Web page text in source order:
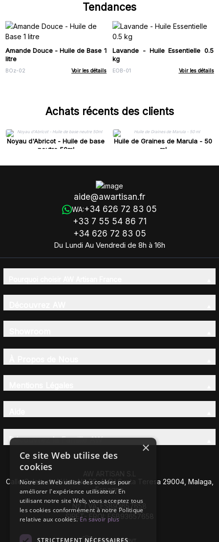
Tendances
Amande Douce - Huile de Base 1
litre
BOz-02 Voir les détails
Lavande - Huile Essentielle 0.5
kg
EOB-01 Voir les détails
Achats récents des clients
Noyau d'Abricot - Huile de base
neutre 50ml
Huile de Graines de Marula - 50
ml
aide@awartisan.fr
WA:+34 626 72 83 05
+33 7 55 54 86 71
+34 626 72 83 05
Du Lundi Au Vendredi de 8h à 16h
Découvrez la Famille AW
AW ARTISAN S.L
Calle Caleta de Vélez Nº 39-41 P.I Santa Teresa 29004, Malaga,
Espagne
Nº TVA: ESB93657658
SIRET- EROI: ESB93657658
×
Ce site Web utilise des
cookies
Notre site Web utilise des cookies pour
améliorer l'expérience utilisateur. En
utilisant notre site Web, vous acceptez tous
les cookies conformément à notre Politique
relative aux cookies.En savoir plus
STRICTEMENT NÉCESSAIRES